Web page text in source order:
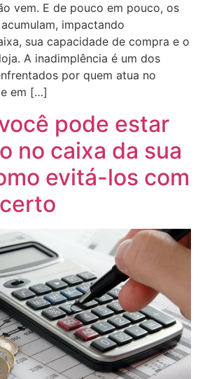
vem. E de pouco em pouco, os
impactando
sua capacidade de compra e o
A inadimplência é um dos
por quem atua no
em […]
pode estar
no caixa da sua
evitá-los com